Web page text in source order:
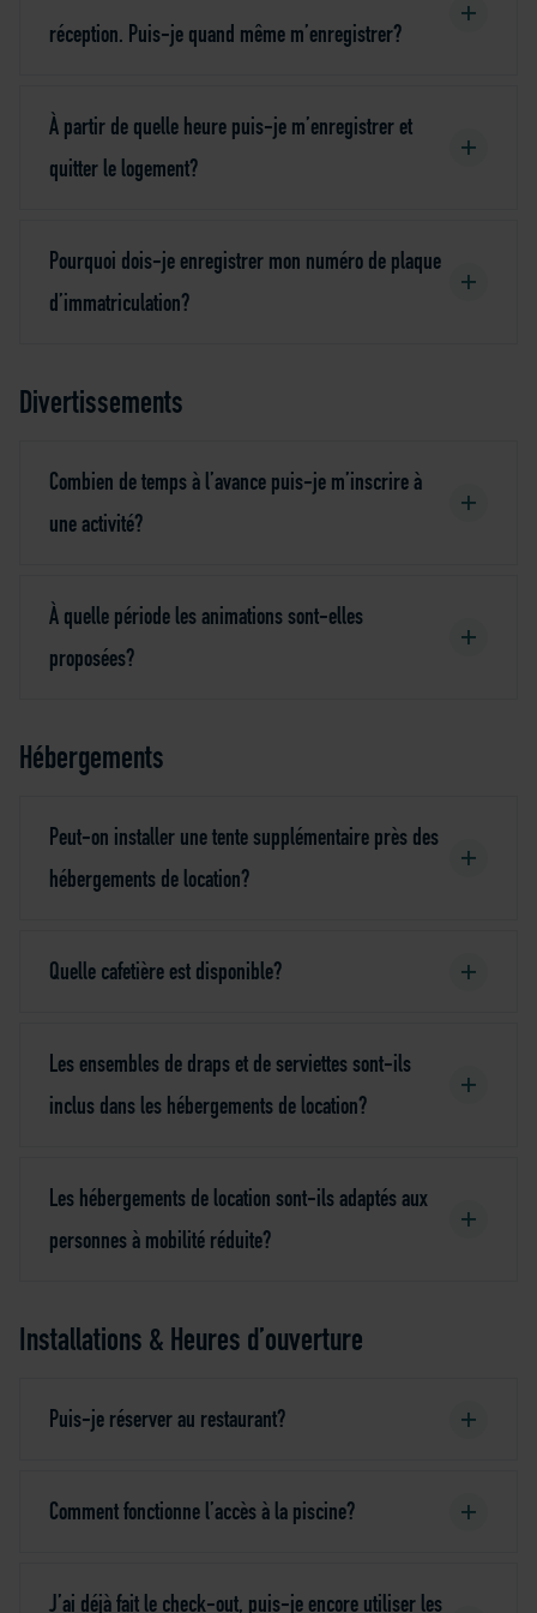
réception. Puis-je quand même m’enregistrer?
À partir de quelle heure puis-je m’enregistrer et
quitter le logement?
Pourquoi dois-je enregistrer mon numéro de plaque
d’immatriculation?
Divertissements
Combien de temps à l’avance puis-je m’inscrire à
une activité?
À quelle période les animations sont-elles
proposées?
Hébergements
Peut-on installer une tente supplémentaire près des
hébergements de location?
Quelle cafetière est disponible?
Les ensembles de draps et de serviettes sont-ils
inclus dans les hébergements de location?
Les hébergements de location sont-ils adaptés aux
personnes à mobilité réduite?
Installations & Heures d’ouverture
Puis-je réserver au restaurant?
Comment fonctionne l’accès à la piscine?
J’ai déjà fait le check-out, puis-je encore utiliser les